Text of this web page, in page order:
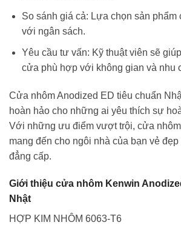
So sánh giá cả: Lựa chọn sản phẩm
với ngân sách.
Yêu cầu tư vấn: Kỹ thuật viên sẽ
cửa phù hợp với không gian và nhu
Cửa nhôm Anodized ED tiêu chuẩn
hoàn hảo cho những ai yêu thích sự
Với những ưu điểm vượt trội, cửa
mang đến cho ngôi nhà của bạn vẻ đẹp
đẳng cấp.
Giới thiệu cửa nhôm Kenwin
Nhật
HỢP KIM NHÔM 6063-T6